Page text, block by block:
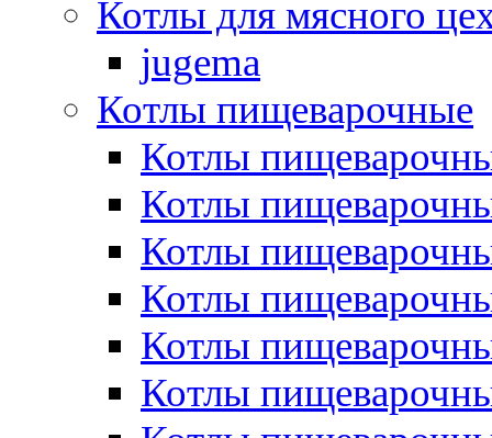
Котлы для мясного
jugema
Котлы пищеварочные
Котлы
Котлы
Котлы
Котлы
Котлы
Котлы